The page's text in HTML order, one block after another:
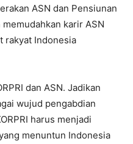
ASN dan Pensiunan
karir ASN
rakyat Indonesia
dan ASN. Jadikan
wujud pengabdian
harus menjadi
menuntun Indonesia